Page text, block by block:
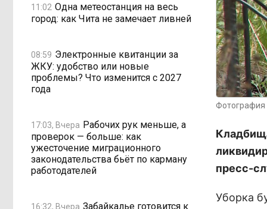
11:02 Одна метеостанция на весь
город: как Чита не замечает ливней
08:59 Электронные квитанции за
ЖКУ: удобство или новые
проблемы? Что изменится с 2027
года
17:03, Вчера Рабочих рук меньше, а
проверок — больше: как
ужесточение миграционного
законодательства бьёт по карману
работодателей
16:32, Вчера Забайкалье готовится к
Фотография
пресс-
Уборка